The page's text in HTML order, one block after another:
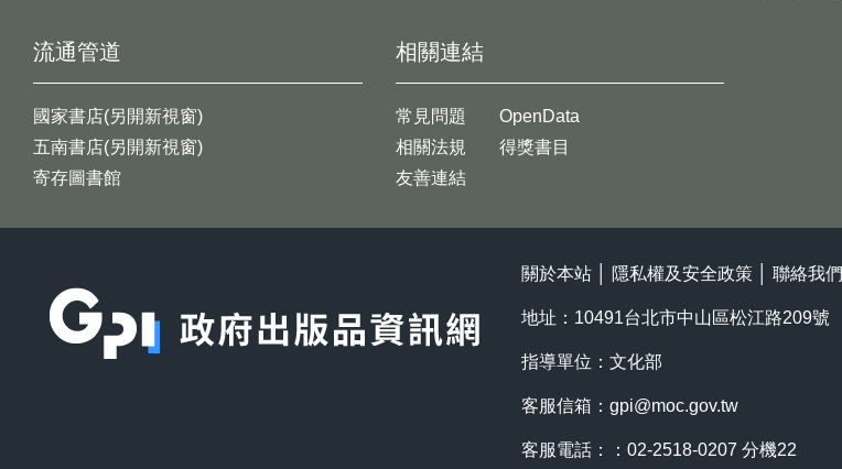
流通管道
國家書店(另開新視窗)
五南書店(另開新視窗)
寄存圖書館
相關連結
常見問題
相關法規
友善連結
OpenData
得獎書目
關於本站 隱私權及安全政策 聯絡我們
地址：10491台北市中山區松江路209號
指導單位：文化部
客服信箱： gpi@moc.gov.tw
客服電話：：02-2518-0207 分機22